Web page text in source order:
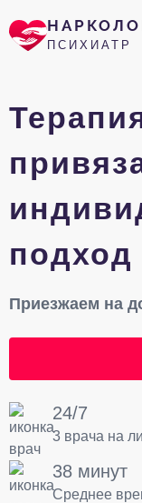
ПСИХИАТР
подход
Приезжаем на
24/7
3 врача на
38 минут
Среднее